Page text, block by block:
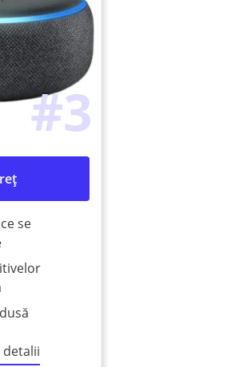
#3
se
detalii